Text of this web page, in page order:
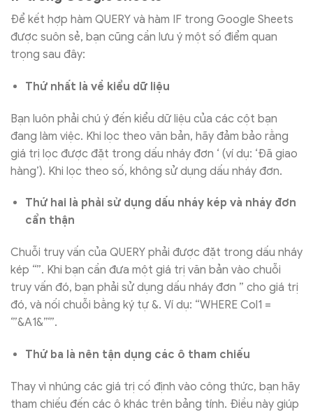
Để kết hợp hàm QUERY và hàm IF trong Google Sheets
được suôn sẻ, bạn cũng cần lưu ý một số điểm quan
trọng sau đây:
Thứ nhất là về kiểu dữ liệu
Bạn luôn phải chú ý đến kiểu dữ liệu của các cột bạn
đang làm việc. Khi lọc theo văn bản, hãy đảm bảo rằng
giá trị lọc được đặt trong dấu nháy đơn ‘ (ví dụ: ‘Đã giao
hàng’). Khi lọc theo số, không sử dụng dấu nháy đơn.
Thứ hai là phải sử dụng dấu nháy kép và nháy đơn
cẩn thận
Chuỗi truy vấn của QUERY phải được đặt trong dấu nháy
kép “”. Khi bạn cần đưa một giá trị văn bản vào chuỗi
truy vấn đó, bạn phải sử dụng dấu nháy đơn ” cho giá trị
đó, và nối chuỗi bằng ký tự &. Ví dụ: “WHERE Col1 =
‘”&A1&”‘”.
Thứ ba là nên tận dụng các ô tham chiếu
Thay vì nhúng các giá trị cố định vào công thức, bạn hãy
tham chiếu đến các ô khác trên bảng tính. Điều này giúp